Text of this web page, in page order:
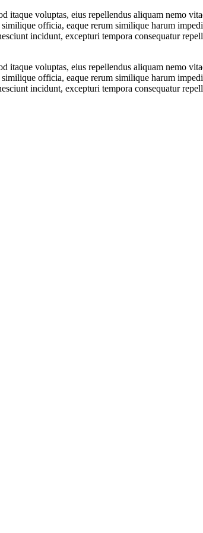
voluptas, eius repellendus aliquam nemo
officia, eaque rerum similique harum
incidunt, excepturi tempora consequatur
voluptas, eius repellendus aliquam nemo
officia, eaque rerum similique harum
incidunt, excepturi tempora consequatur